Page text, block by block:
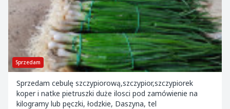
Sprzedam
Sprzedam cebulę szczypiorową,szczypior,szczypiorek
koper i natke pietruszki duże ilosci pod zamówienie na
kilogramy lub pęczki, łodzkie, Daszyna, tel